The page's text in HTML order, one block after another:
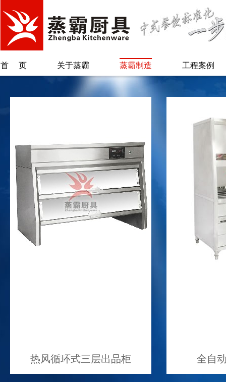
首页 关于蒸霸 蒸霸制造 工程案例
蒸锅台/肠粉类
废气回收系统
自动加水加米
机
配套系列
热风循环式三层出品柜 全自动